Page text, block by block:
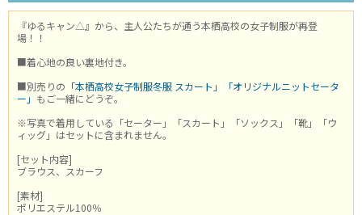
『ゆるキャン△』から、主人公たちが通う本栖高校の女子制服が再登
場！！
■着心地の良い裏地付き。
■別売りの 「本栖高校女子制服冬服 スカート」
「オリジナルニットセータ
ー」 もご一緒にどうぞ。
※写真で着用している「セーター」「スカート」「ソックス」「靴」「ウ
ィッグ」はセットに含まれません。
[セット内容]
ブラウス、スカーフ
[素材]
ポリエステル100％